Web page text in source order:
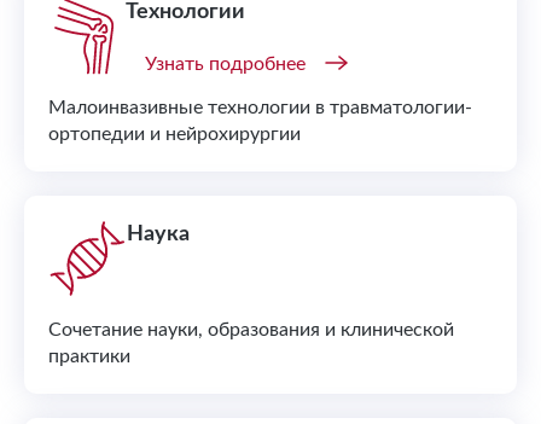
Технологии
Малоинвазивные технологии в травматологии-
ортопедии и нейрохирургии
Узнать подробнее
Наука
Сочетание науки, образования и клинической
практики